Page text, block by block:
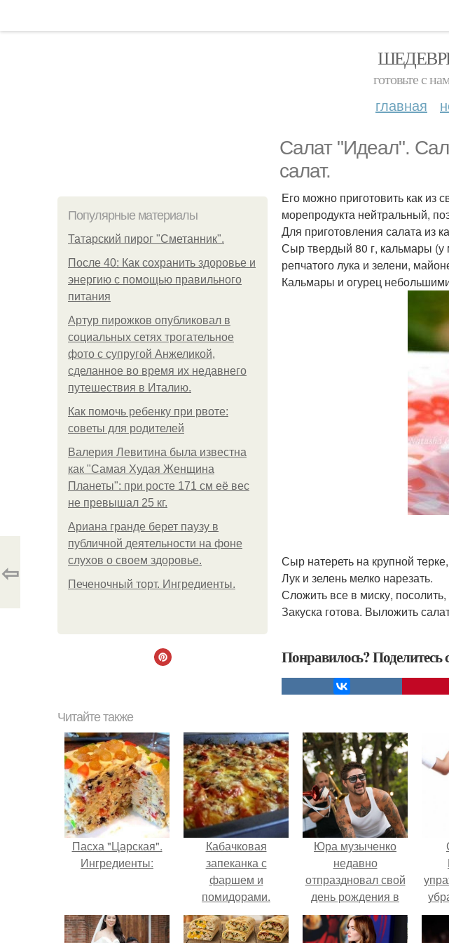
готовьте с
главная
Салат "Идеал".
салат.
Популярные материалы
Татарский пирог "Сметанник".
После 40: Как сохранить здоровье и
энергию с помощью правильного
питания
Артур пирожков опубликовал в
социальных сетях трогательное
фото с супругой Анжеликой,
сделанное во время их недавнего
путешествия в Италию.
Как помочь ребенку при рвоте:
советы для родителей
Валерия Левитина была известна
как "Самая Худая Женщина
Планеты": при росте 171 см её вес
не превышал 25 кг.
Ариана гранде берет паузу в
публичной деятельности на фоне
слухов о своем здоровье.
Печеночный торт. Ингредиенты.
Его можно приготовить как из
морепродукта нейтральный,
Для приготовления салата из
Сыр твердый 80 г, кальмары (у
репчатого лука и зелени,
Кальмары и огурец
Сыр натереть на крупной
Лук и зелень мелко нарезать.
Сложить все в миску,
Закуска готова. Выложить
Понравилось? Поделитесь
⇦
Читайте также
Пасха "Царская".
Ингредиенты:
Кабачковая
запеканка с
фаршем и
помидорами.
Юра музыченко
недавно
отпраздновал свой
день рождения в
кругу самых
близких и родных